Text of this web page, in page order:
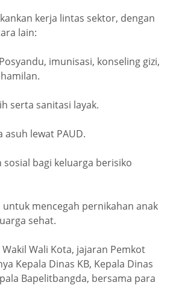
kerja lintas sektor, dengan
lain:
imunisasi, konseling gizi,
serta sanitasi layak.
asuh lewat PAUD.
bagi keluarga berisiko
mencegah pernikahan anak
sehat.
Wali Kota, jajaran Pemkot
Kepala Dinas KB, Kepala Dinas
Bapelitbangda, bersama para